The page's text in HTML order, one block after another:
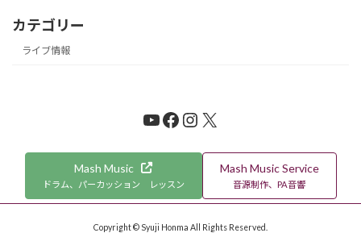
カテゴリー
ライブ情報
YouTube
Facebook
Instagram
X
Mash Music
ドラム、パーカッション レッスン
Mash Music Service
音源制作、PA音響
Copyright © Syuji Honma All Rights Reserved.